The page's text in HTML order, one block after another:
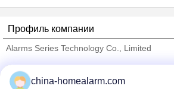
Профиль компании
Alarms Series Technology Co., Limited
Trust Seal
Verified Suplier
china-homealarm.com